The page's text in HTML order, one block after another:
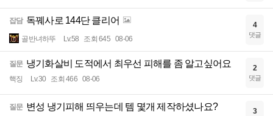
잡담 독꿰사로 144단 클리어
골반녀하뚜 Lv.58 조회 645 08-06
4
댓글
질문 냉기화살비 도적에서 최우선 피해를 좀 알고싶어요
핵징 Lv.30 조회 466 08-06
2
댓글
질문 변성 냉기피해 띄우는데 템 몇개 제작하셨나요? 3